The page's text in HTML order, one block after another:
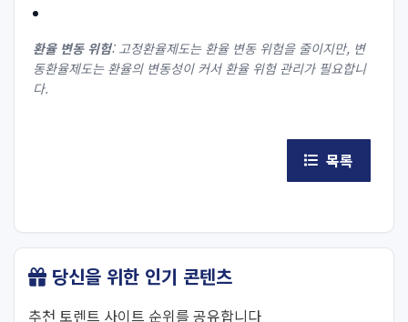
환율 변동 위험: 고정환율제도는 환율 변동 위험을 줄이지만, 변
동환율제도는 환율의 변동성이 커서 환율 위험 관리가 필요합니
다.
목록
당신을 위한 인기 콘텐츠
추천 토렌트 사이트 순위를 공유합니다